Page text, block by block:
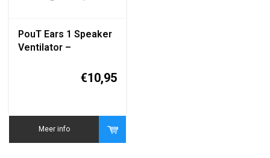
PouT Ears 1 Speaker
Ventilator –
met Ventilator –€10,95
Meer info